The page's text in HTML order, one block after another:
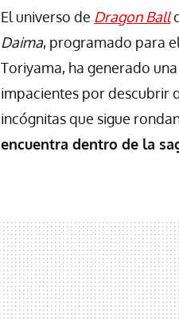
El universo de Dragon Ball
Daima, programado para
Toriyama, ha generado
impacientes por descubrir
incógnitas que sigue
encuentra dentro de la